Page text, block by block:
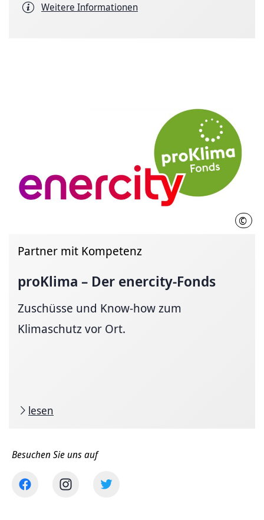
Weitere Informationen
©
Partner mit Kompetenz
proKlima – Der enercity-Fonds
Zuschüsse und Know-how zum
Klimaschutz vor Ort.
lesen
Besuchen Sie uns auf